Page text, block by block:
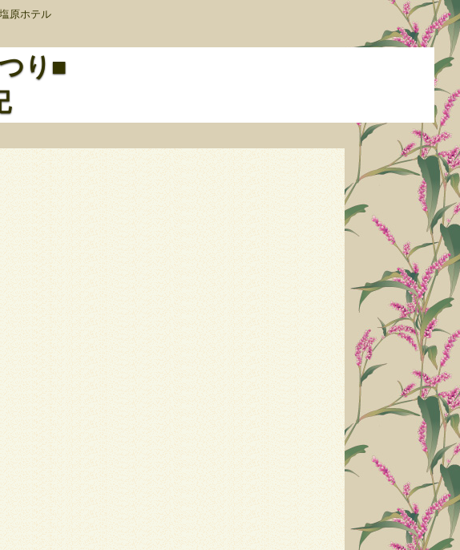
原ホテル
り■